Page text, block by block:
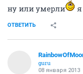
ну или умерли
ОТВЕТИТЬ
guru
08 января 2013